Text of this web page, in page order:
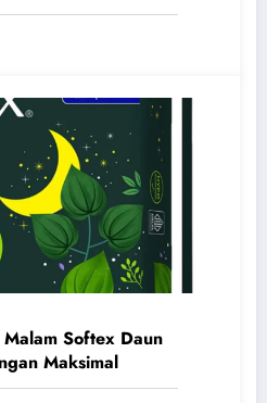
Softex Daun
Maksimal